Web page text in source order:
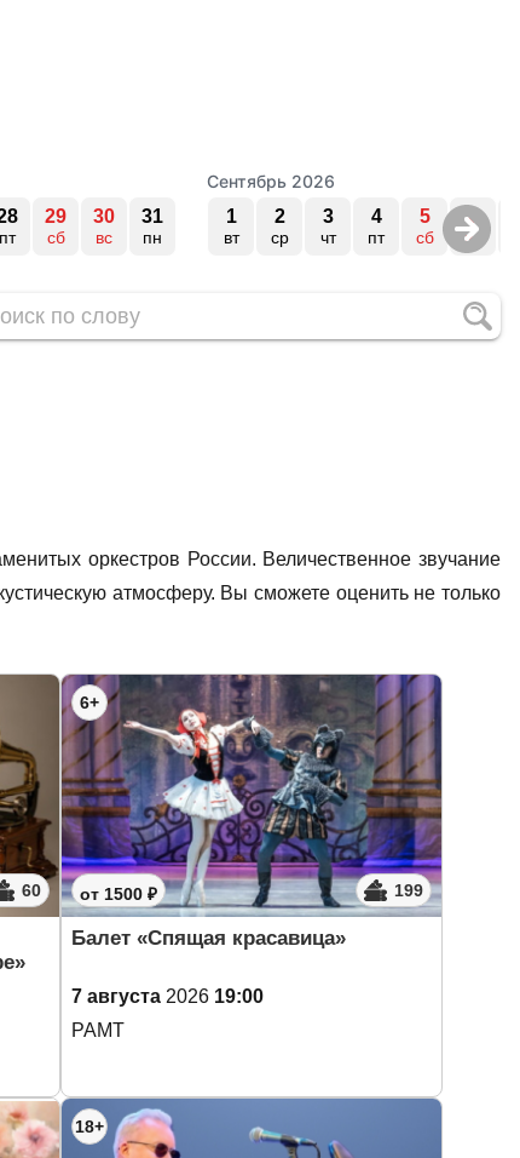
пт
29
сб
30
вс
31
пн
Сентябрь 2026
1
вт
2
ср
3
чт
4
пт
5
сб
6
вс
оркестров России. Величественное звучание
атмосферу. Вы сможете оценить не только
60
6+
от 1500 ₽ 199
Балет «Спящая красавица»
7 августа 2026 19:00
РАМТ
18+